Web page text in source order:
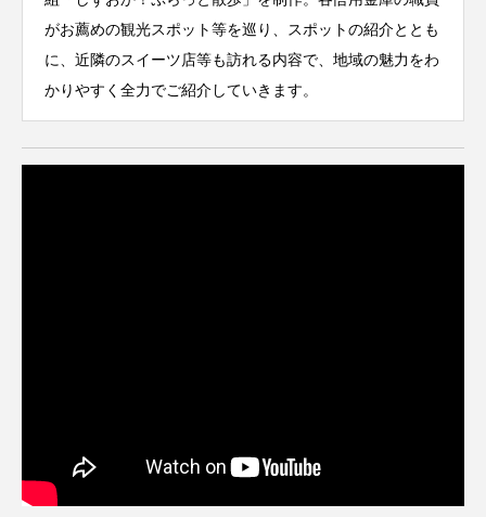
がお薦めの観光スポット等を巡り、スポットの紹介ととも
に、近隣のスイーツ店等も訪れる内容で、地域の魅力をわ
かりやすく全力でご紹介していきます。